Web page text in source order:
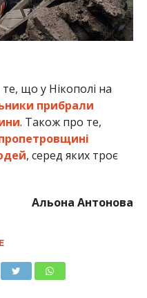
Альона Антонова